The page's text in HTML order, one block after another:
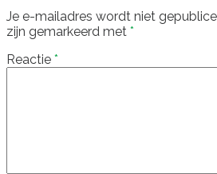
Je e-mailadres wordt niet
zijn gemarkeerd met *
Reactie *